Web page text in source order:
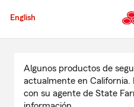
English
contenido
principal
Algunos productos de
actualmente en California.
con su agente de State